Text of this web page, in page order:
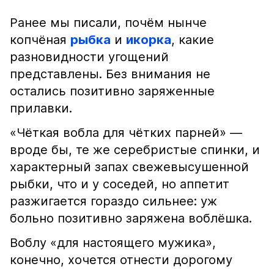
Ранее мы писали, почём нынче
копчёная рыбка и икорка, какие
разновидности угощений
представлены. Без внимания не
остались позитивно заряженные
прилавки.
«Чёткая вобла для чётких парней» —
вроде бы, те же серебристые спинки, и
характерный запах свежевысушенной
рыбки, что и у соседей, но аппетит
разжигается гораздо сильнее: уж
больно позитивно заряжена воблёшка.
Воблу «для настоящего мужика»,
конечно, хочется отнести дорогому